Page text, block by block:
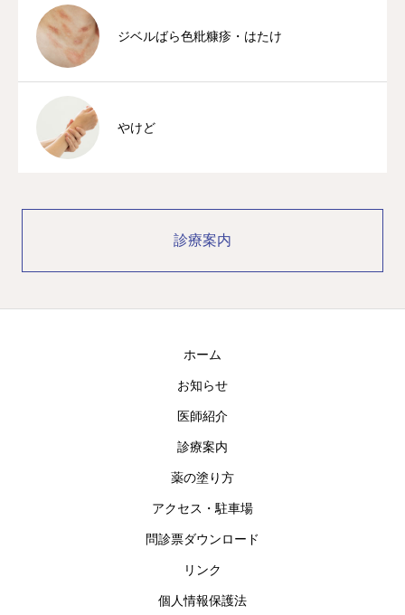
ジベルばら色粃糠疹・はたけ
やけど
診療案内
ホーム
お知らせ
医師紹介
診療案内
薬の塗り方
アクセス・駐車場
問診票ダウンロード
リンク
個人情報保護法